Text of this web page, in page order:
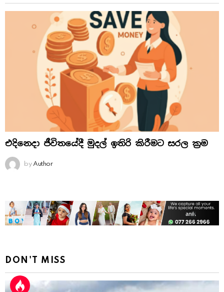
එදිනෙදා ජීවිතයේදී මුදල් ඉතිරි කිරීමට සරල ක්‍රම
by Author
DON'T MISS